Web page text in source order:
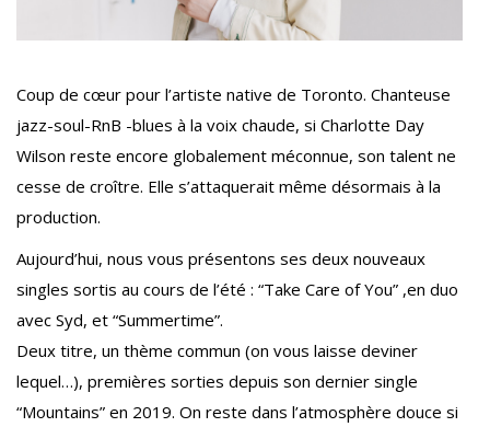
Coup de cœur pour l’artiste native de Toronto. Chanteuse
jazz-soul-RnB -blues à la voix chaude, si Charlotte Day
Wilson reste encore globalement méconnue, son talent ne
cesse de croître. Elle s’attaquerait même désormais à la
production.
Aujourd’hui, nous vous présentons ses deux nouveaux
singles sortis au cours de l’été : “Take Care of You” ,en duo
avec Syd, et “Summertime”.
Deux titre, un thème commun (on vous laisse deviner
lequel…), premières sorties depuis son dernier single
“Mountains” en 2019. On reste dans l’atmosphère douce si